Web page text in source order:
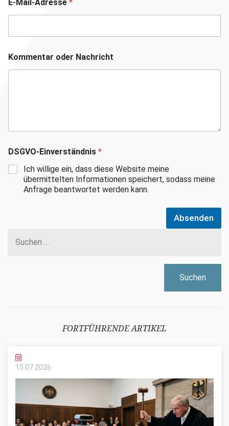
E-Mail-Adresse *
Kommentar oder Nachricht
DSGVO-Einverständnis *
Ich willige ein, dass diese Website meine
übermittelten Informationen speichert, sodass meine
Anfrage beantwortet werden kann.
Absenden
FORTFÜHRENDE ARTIKEL
15.07. 2026